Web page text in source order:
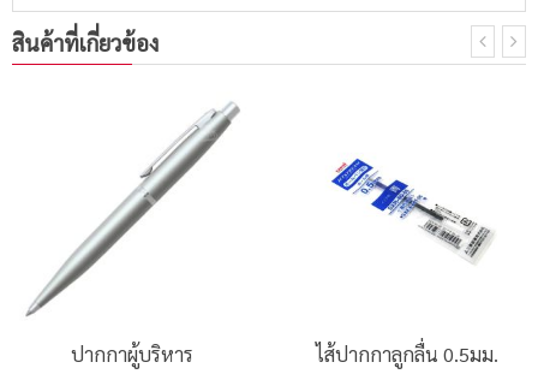
สินค้าที่เกี่ยวข้อง
ปากกาผู้บริหาร
ไส้ปากกาลูกลื่น 0.5มม.